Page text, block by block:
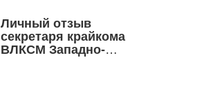
Личный отзыв
секретаря крайкома
ВЛКСМ Западно-